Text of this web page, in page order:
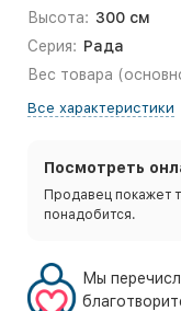
Высота: 300 см
Серия: Рада
Вес товара
Все характеристики
Посмотреть
Продавец покажет
понадобится.
Мы